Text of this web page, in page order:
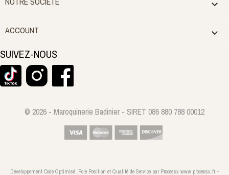

ACCOUNT 
SUIVEZ-NOUS
© 2026 - Maroquinerie Badinier - SIRET 086 880 788 00012
Développement Code Optimisé, Pole Position et Qualité de Service par Processx www.processx.fr -